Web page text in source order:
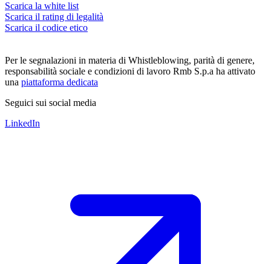
Scarica la white list
Scarica il rating di legalità
Scarica il codice etico
Per le segnalazioni in materia di Whistleblowing, parità di genere,
responsabilità sociale e condizioni di lavoro Rmb S.p.a ha attivato
una piattaforma dedicata
Seguici sui social media
LinkedIn